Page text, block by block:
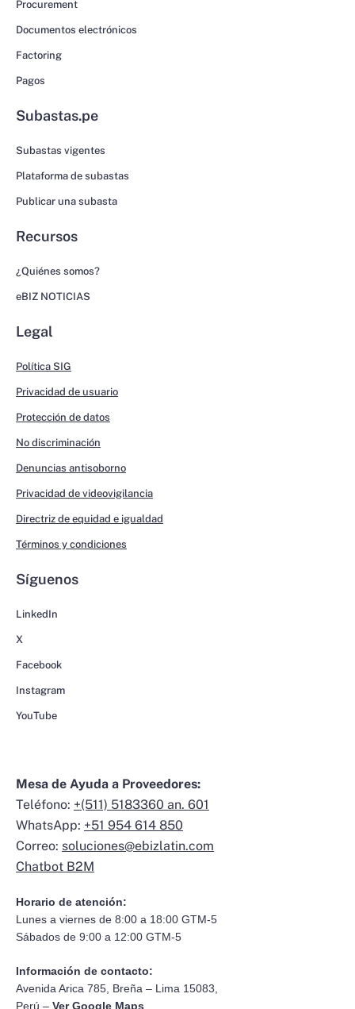
Procurement
Documentos electrónicos
Factoring
Pagos
Subastas.pe
Subastas vigentes
Plataforma de subastas
Publicar una subasta
Recursos
¿Quiénes somos?
eBIZ NOTICIAS
Legal
Política SIG
Privacidad de usuario
Protección de datos
No discriminación
Denuncias antisoborno
Privacidad de videovigilancia
Directriz de equidad e igualdad
Términos y condiciones
Síguenos
LinkedIn
X
Facebook
Instagram
YouTube
Mesa de Ayuda a Proveedores:
Teléfono: +(511) 5183360 an. 601
WhatsApp: +51 954 614 850
Correo: soluciones@ebizlatin.com
Chatbot B2M
Horario de atención:
Lunes a viernes de 8:00 a 18:00 GTM-5
Sábados de 9:00 a 12:00 GTM-5
Información de contacto:
Avenida Arica 785, Breña – Lima 15083,
Perú – Ver Google Maps